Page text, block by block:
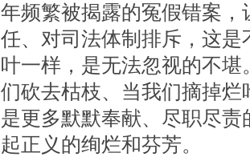
年频繁被揭露的冤假错案
任、对司法体制排斥，这
叶一样，是无法忽视的不
们砍去枯枝、当我们摘掉
是更多默默奉献、尽职尽
起正义的绚烂和芬芳。